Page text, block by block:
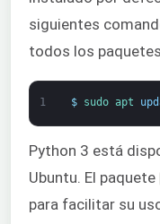
siguientes
todos los
1 $ sudo apt
Python 3 está
Ubuntu. El paquete
para facilitar su